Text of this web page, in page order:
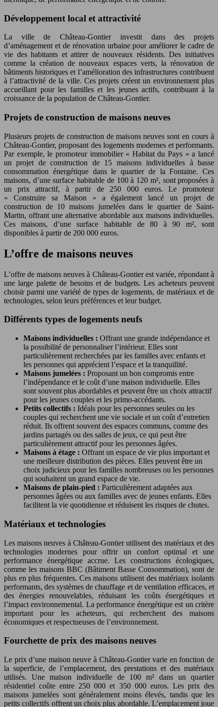
Développement local et attractivité
La ville de Château-Gontier investit dans des projets
d’aménagement et de rénovation urbaine pour améliorer le cadre de
vie des habitants et attirer de nouveaux résidents. Des initiatives
comme la création de nouveaux espaces verts, la rénovation de
bâtiments historiques et l’amélioration des infrastructures contribuent
à l’attractivité de la ville. Ces projets créent un environnement plus
accueillant pour les familles et les jeunes actifs, contribuant à la
croissance de la population de Château-Gontier.
Projets de construction de maisons neuves
Plusieurs projets de construction de maisons neuves sont en cours à
Château-Gontier, proposant des logements modernes et performants.
Par exemple, le promoteur immobilier « Habitat du Pays » a lancé
un projet de construction de 15 maisons individuelles à basse
consommation énergétique dans le quartier de la Fontaine. Ces
maisons, d’une surface habitable de 100 à 120 m², sont proposées à
un prix attractif, à partir de 250 000 euros. Le promoteur
« Construire sa Maison » a également lancé un projet de
construction de 10 maisons jumelées dans le quartier de Saint-
Martin, offrant une alternative abordable aux maisons individuelles.
Ces maisons, d’une surface habitable de 80 à 90 m², sont
disponibles à partir de 200 000 euros.
L’offre de maisons neuves
L’offre de maisons neuves à Château-Gontier est variée, répondant à
une large palette de besoins et de budgets. Les acheteurs peuvent
choisir parmi une variété de types de logements, de matériaux et de
technologies, selon leurs préférences et leur budget.
Différents types de logements neufs
Maisons individuelles : Offrant une grande indépendance et
la possibilité de personnaliser l’intérieur. Elles sont
particulièrement recherchées par les familles avec enfants et
les personnes qui apprécient l’espace et la tranquillité.
Maisons jumelées : Proposant un bon compromis entre
l’indépendance et le coût d’une maison individuelle. Elles
sont souvent plus abordables et peuvent être un choix attractif
pour les jeunes couples et les primo-accédants.
Petits collectifs : Idéals pour les personnes seules ou les
couples qui recherchent une vie sociale et un coût d’entretien
réduit. Ils offrent souvent des espaces communs, comme des
jardins partagés ou des salles de jeux, ce qui peut être
particulièrement attractif pour les personnes âgées.
Maisons à étage : Offrant un espace de vie plus important et
une meilleure distribution des pièces. Elles peuvent être un
choix judicieux pour les familles nombreuses ou les personnes
qui souhaitent un grand espace de vie.
Maisons de plain-pied : Particulièrement adaptées aux
personnes âgées ou aux familles avec de jeunes enfants. Elles
facilitent la vie quotidienne et réduisent les risques de chutes.
Matériaux et technologies
Les maisons neuves à Château-Gontier utilisent des matériaux et des
technologies modernes pour offrir un confort optimal et une
performance énergétique accrue. Les constructions écologiques,
comme les maisons BBC (Bâtiment Basse Consommation), sont de
plus en plus fréquentes. Ces maisons utilisent des matériaux isolants
performants, des systèmes de chauffage et de ventilation efficaces, et
des énergies renouvelables, réduisant les coûts énergétiques et
l’impact environnemental. La performance énergétique est un critère
important pour les acheteurs, qui recherchent des maisons
économiques et respectueuses de l’environnement.
Fourchette de prix des maisons neuves
Le prix d’une maison neuve à Château-Gontier varie en fonction de
la superficie, de l’emplacement, des prestations et des matériaux
utilisés. Une maison individuelle de 100 m² dans un quartier
résidentiel coûte entre 250 000 et 350 000 euros. Les prix des
maisons jumelées sont généralement moins élevés, tandis que les
petits collectifs offrent un choix plus abordable. L’emplacement joue